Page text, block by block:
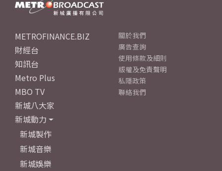
METROFINANCE.BIZ
財經台
知訊台
Metro Plus
MBO TV
新城八大家
新城動力
新城製作
新城音樂
新城娛樂
關於我們
廣告查詢
使用條款及細則
版權及免責聲明
私隱政策
聯絡我們